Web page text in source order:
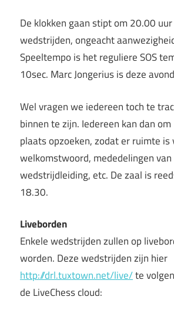
De klokken gaan stipt om 20.00
wedstrijden, ongeacht
Speeltempo is het reguliere SOS
10sec. Marc Jongerius is deze
Wel vragen we iedereen toch te
binnen te zijn. Iedereen kan dan
plaats opzoeken, zodat er ruimte is
welkomstwoord, mededelingen van
wedstrijdleiding, etc. De zaal is
18.30.
Liveborden
Enkele wedstrijden zullen op
worden. Deze wedstrijden zijn hier
http://drl.tuxtown.net/live/te
de LiveChess cloud: